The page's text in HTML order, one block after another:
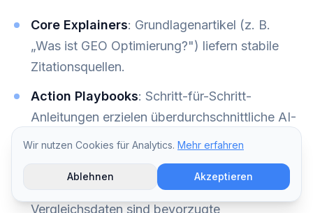
Core Explainers: Grundlagenartikel (z. B.
„Was ist GEO Optimierung?") liefern stabile
Zitationsquellen.
Action Playbooks: Schritt-für-Schritt-
Anleitungen erzielen überdurchschnittliche AI-
CTR.
: Benchmarks, Studien-
Zusammenfassungen und HTML-Tabellen mit
Vergleichsdaten sind bevorzugte
Wir nutzen Cookies für Analytics. Mehr erfahren
Ablehnen Akzeptieren